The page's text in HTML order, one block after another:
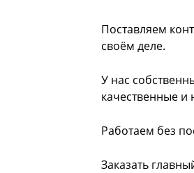
Поставляем
своём деле.
У нас
качественные и
Работаем без
Заказать